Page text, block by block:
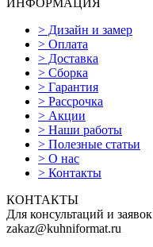
ИНФОРМАЦИЯ
> Дизайн и замер
> Оплата
> Доставка
> Сборка
> Гарантия
> Рассрочка
> Акции
> Наши работы
> Полезные статьи
> О нас
> Контакты
КОНТАКТЫ
Для консультаций и заявок
zakaz@kuhniformat.ru